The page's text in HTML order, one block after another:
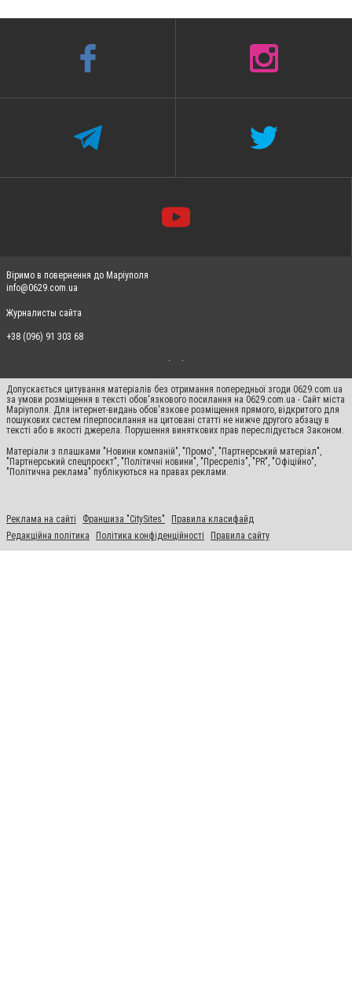
Віримо в повернення до Маріуполя
info@0629.com.ua
Журналисты сайта
+38 (096) 91 303 68
Допускається цитування матеріалів без отримання попередньої згоди 0629.com.ua
за умови розміщення в тексті обов'язкового посилання на 0629.com.ua - Сайт міста
Маріуполя. Для інтернет-видань обов'язкове розміщення прямого, відкритого для
пошукових систем гіперпосилання на цитовані статті не нижче другого абзацу в
тексті або в якості джерела. Порушення виняткових прав переслідується Законом.
Матеріали з плашками "Новини компаній", "Промо", "Партнерський матеріал",
"Партнерський спецпроєкт", "Політичні новини", "Пресреліз", "PR", "Офіційно",
"Політична реклама" публікуються на правах реклами.
Реклама на сайті Франшиза "CitySites"
Правила класифайд
Редакційна політика
Політика конфіденційності Правила сайту